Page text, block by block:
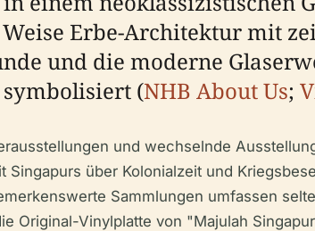
Erbe-Architektur mit
und die moderne
(NHB About Us;
und wechselnde
über Kolonialzeit und
Sammlungen umfassen
Original-Vinylplatte von "Majulah